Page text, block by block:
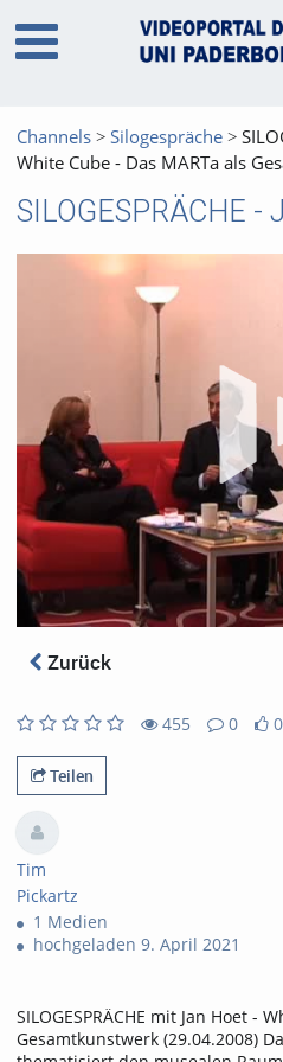
Channels Silogespräche
White Cube - Das MARTa als
Zurück
455
views
0
Kommentare
0
likes
favoritesTeilen
Tim
Pickartz
1 Medien
hochgeladen 9. April 2021
SILOGESPRÄCHE mit Jan Hoet -
Gesamtkunstwerk (29.04.2008)